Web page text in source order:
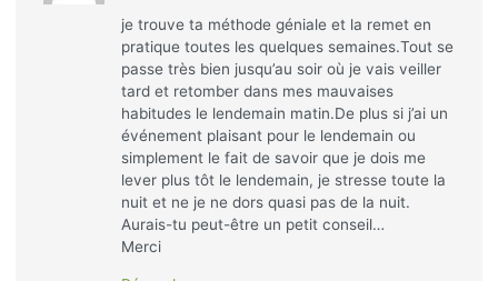
je trouve ta méthode géniale et la remet en
pratique toutes les quelques semaines.Tout se
passe très bien jusqu’au soir où je vais veiller
tard et retomber dans mes mauvaises
habitudes le lendemain matin.De plus si j’ai un
événement plaisant pour le lendemain ou
simplement le fait de savoir que je dois me
lever plus tôt le lendemain, je stresse toute la
nuit et ne je ne dors quasi pas de la nuit.
Aurais-tu peut-être un petit conseil…
Merci